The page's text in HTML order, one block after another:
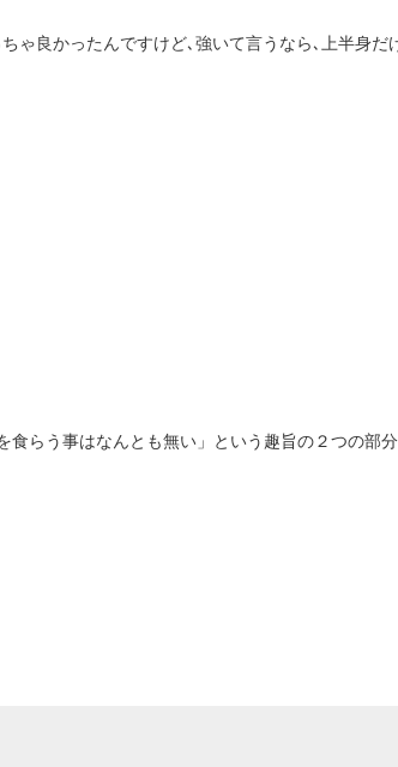
ゃ良かったんですけど､強いて言うなら､上半身だ
らう事はなんとも無い」という趣旨の２つの部